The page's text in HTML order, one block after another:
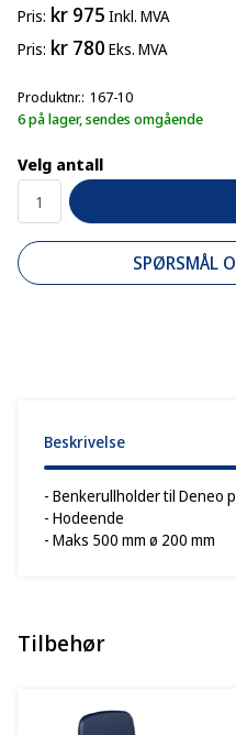
Pris kr 975 Inkl. MVA
Pris kr 780 Eks. MVA
Produktnr. 167-10
6 på lager, sendes omgående
Velg antall
SPØRSMÅL
Beskrivelse
- Benkerullholder til Deneo
- Hodeende
- Maks 500 mm ø 200 mm
Tilbehør